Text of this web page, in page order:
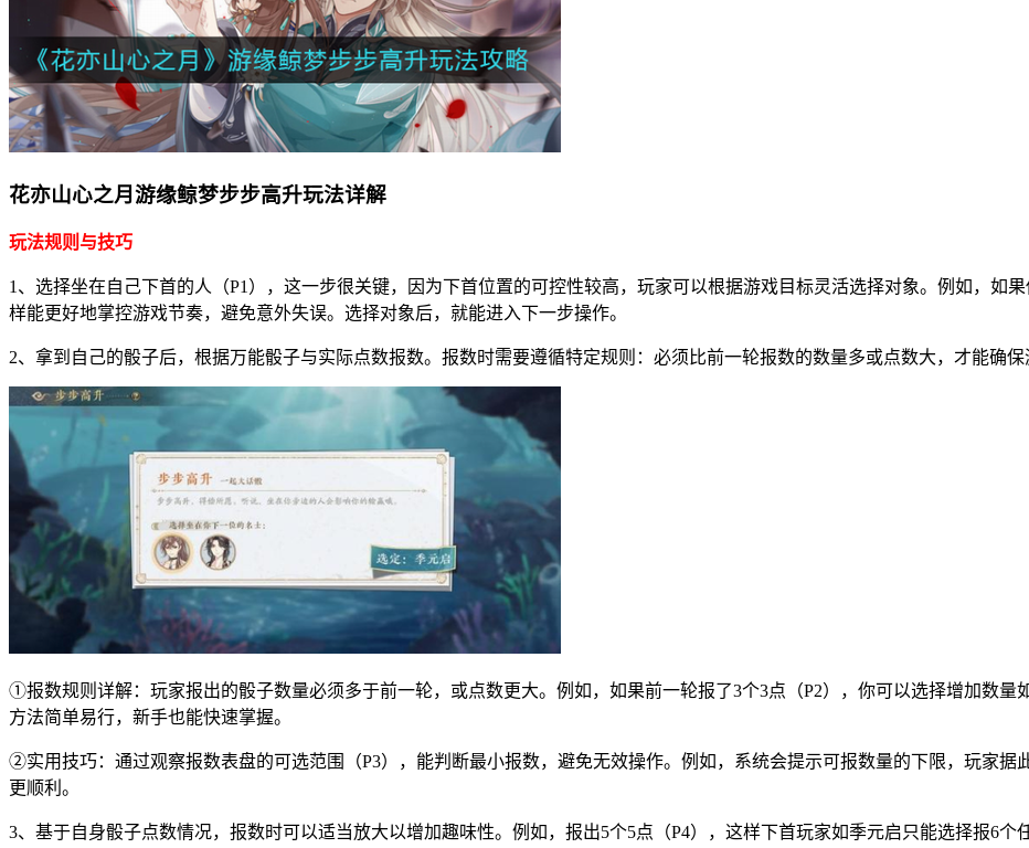
花亦山心之月游缘鲸梦步步高升玩法详解
玩法规则与技巧
1、选择坐在自己下首的人（P1），这一步很关键，因为下首位置的可控性较高，玩家可以根据游戏目标灵活选择对象。例如，如
样能更好地掌控游戏节奏，避免意外失误。选择对象后，就能进入下一步操作。
2、拿到自己的骰子后，根据万能骰子与实际点数报数。报数时需要遵循特定规则：必须比前一轮报数的数量多或点数大，才能确保
①报数规则详解：玩家报出的骰子数量必须多于前一轮，或点数更大。例如，如果前一轮报了3个3点（P2），你可以选择增加数量
方法简单易行，新手也能快速掌握。
②实用技巧：通过观察报数表盘的可选范围（P3），能判断最小报数，避免无效操作。例如，系统会提示可报数量的下限，玩家
更顺利。
3、基于自身骰子点数情况，报数时可以适当放大以增加趣味性。例如，报出5个5点（P4），这样下首玩家如季元启只能选择报6个